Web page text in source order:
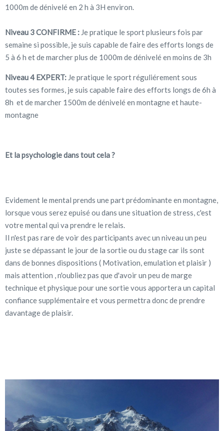
1000m de dénivelé en 2 h à 3H environ.
Niveau 3 CONFIRME : Je pratique le sport plusieurs fois par
semaine si possible, je suis capable de faire des efforts longs de
5 à 6 h et de marcher plus de 1000m de dénivelé en moins de 3h
Niveau 4 EXPERT: Je pratique le sport réguliérement sous
toutes ses formes, je suis capable faire des efforts longs de 6h à
8h et de marcher 1500m de dénivelé en montagne et haute-
montagne
Et la psychologie dans tout cela ?
Evidement le mental prends une part prédominante en montagne,
lorsque vous serez epuisé ou dans une situation de stress, c'est
votre mental qui va prendre le relais.
Il n'est pas rare de voir des participants avec un niveau un peu
juste se dépassant le jour de la sortie ou du stage car ils sont
dans de bonnes dispositions ( Motivation, emulation et plaisir )
mais attention , n'oubliez pas que d'avoir un peu de marge
technique et physique pour une sortie vous apportera un capital
confiance supplémentaire et vous permettra donc de prendre
davantage de plaisir.